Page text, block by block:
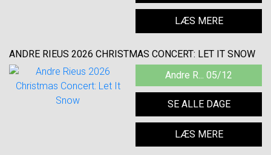
LÆS MERE
ANDRE RIEUS 2026 CHRISTMAS CONCERT: LET IT SNOW
Andre R... 05/12
SE ALLE DAGE
LÆS MERE